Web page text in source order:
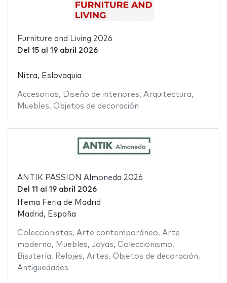
Furniture and Living 2026
Del 15al 19 abril 2026
Nitra, Eslovaquia
Accesorios, Diseño de interiores, Arquitectura,
Muebles, Objetos de decoración
ANTIK PASSION Almoneda 2026
Del 11 al 19 abril 2026
Ifema Feria de Madrid
Madrid, España
Coleccionistas, Arte contemporáneo, Arte
moderno, Muebles, Joyas, Coleccionismo,
Bisutería, Relojes, Artes, Objetos de decoración,
Antigüedades